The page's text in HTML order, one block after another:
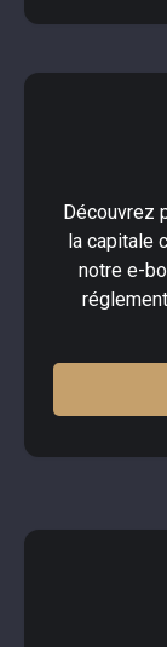
Découvrez
la capitale
notre e-